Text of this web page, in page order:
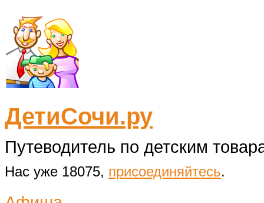
ДетиСочи.ру
Путеводитель по детским
Нас уже 18075, присоединяйтесь.